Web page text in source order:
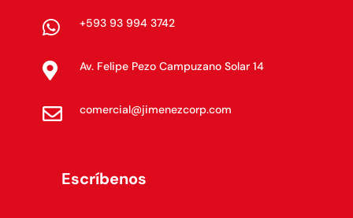
 +593 93 994 3742
 Av. Felipe Pezo Campuzano Solar 14
 comercial@jimenezcorp.com
Escríbenos